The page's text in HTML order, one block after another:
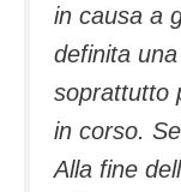
in causa a
definita
soprattutto
in corso.
Alla fine